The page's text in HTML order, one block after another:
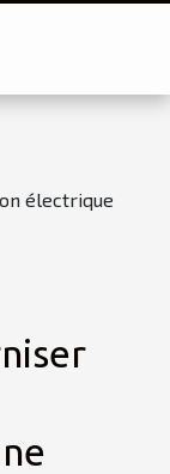
électrique